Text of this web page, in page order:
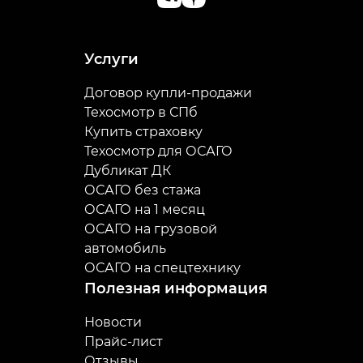
Исправность электроники
оснащенных ЭБУ.
Покрышки: новые правила техосмотра
предписывают использование одинаковых
колес. Отличия в размерности или рисунке
протектора недопустимы.
Услуги
Договор купли-продажи
Техосмотр в СПб
Купить страховку
Техосмотр для ОСАГО
Дубликат ДК
ОСАГО без стажа
ОСАГО на 1 месяц
ОСАГО на грузовой
автомобиль
ОСАГО на спецтехнику
Полезная информация
Новости
Прайс-лист